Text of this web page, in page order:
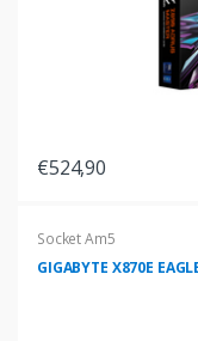
€524,90
Socket Am5
GIGABYTE X870E